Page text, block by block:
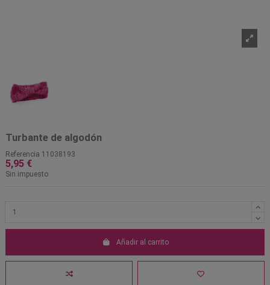
Turbante de algodón
Referencia 11038193
5,95 €
Sin impuesto
Añadir al carrito